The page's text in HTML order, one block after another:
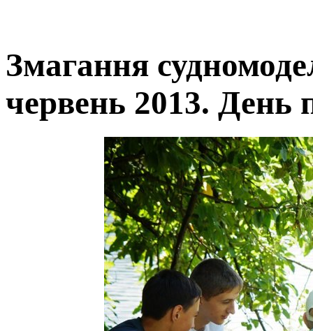
Змагання
червень 2013. День